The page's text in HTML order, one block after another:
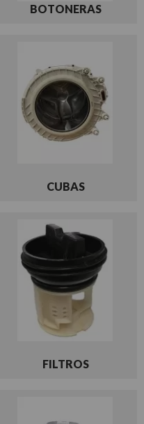
BOTONERAS
CUBAS
FILTROS